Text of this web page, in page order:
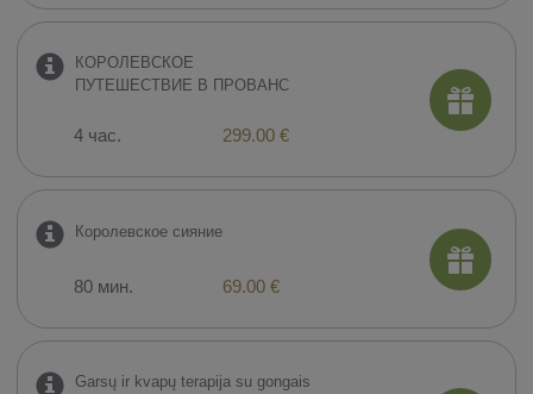
КОРОЛЕВСКОЕ
ПУТЕШЕСТВИЕ В ПРОВАНС
4 час. 299.00 €
Королевское сияние
80 мин. 69.00 €
Garsų ir kvapų terapija su gongais